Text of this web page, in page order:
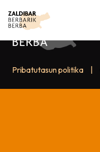
Pribatutasun politika